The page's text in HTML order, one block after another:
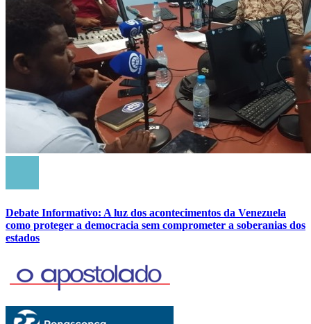
Debate Informativo: A luz dos acontecimentos da Venezuela
como proteger a democracia sem comprometer a soberanias dos
estados